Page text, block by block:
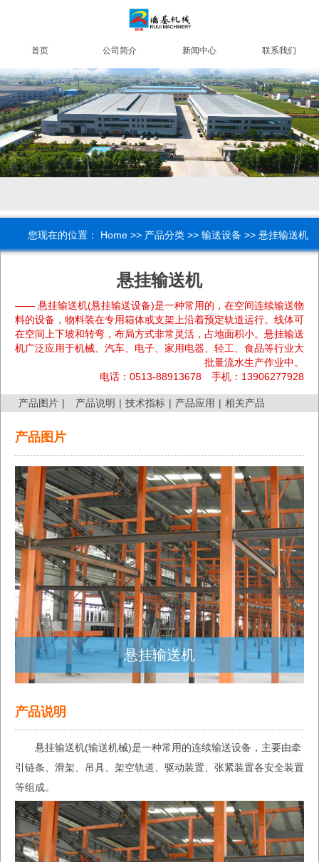
首页 公司简介 新闻中心 联系我们
您现在的位置： Home >> 产品分类 >> 输送设备 >> 悬挂输送机
悬挂输送机
—— 悬挂输送机(悬挂输送设备)是一种常用的，在空间连续输送物
料的设备，物料装在专用箱体或支架上沿着预定轨道运行。线体可
在空间上下坡和转弯，布局方式非常灵活，占地面积小。悬挂输送
机广泛应用于机械、汽车、电子、家用电器、轻工、食品等行业大
批量流水生产作业中。
电话：0513-88913678 手机：13906277928
产品图片 | 产品说明 | 技术指标 | 产品应用 | 相关产品
产品图片
悬挂输送机
产品说明
悬挂输送机(输送机械)是一种常用的连续输送设备，主要由牵
引链条、滑架、吊具、架空轨道、驱动装置、张紧装置各安全装置
等组成。